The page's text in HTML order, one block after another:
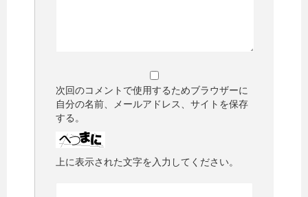
次回のコメントで使用するためブラウザーに
自分の名前、メールアドレス、サイトを保存
する。
上に表示された文字を入力してください。